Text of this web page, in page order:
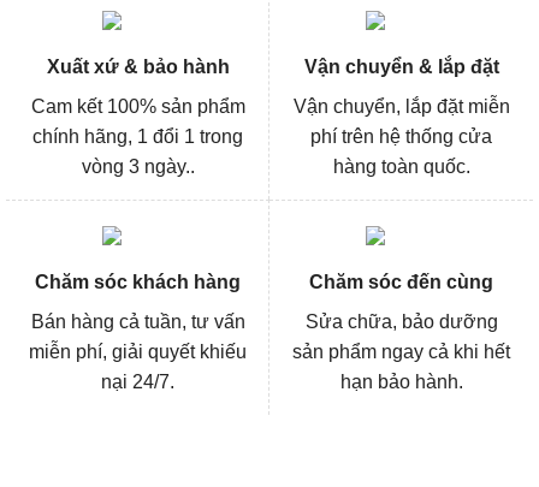
Xuất xứ & bảo hành
Cam kết 100% sản phẩm
chính hãng, 1 đổi 1 trong
vòng 3 ngày..
Vận chuyển & lắp đặt
Vận chuyển, lắp đặt miễn
phí trên hệ thống cửa
hàng toàn quốc.
Chăm sóc khách hàng
Bán hàng cả tuần, tư vấn
miễn phí, giải quyết khiếu
nại 24/7.
Chăm sóc đến cùng
Sửa chữa, bảo dưỡng
sản phẩm ngay cả khi hết
hạn bảo hành.